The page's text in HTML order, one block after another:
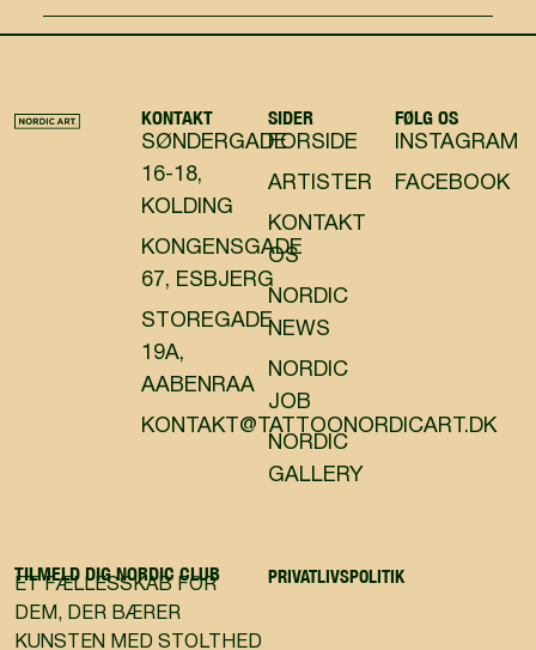
KONTAKT
SØNDERGADE
16-18,
KOLDING
KONGENSGADE
67, ESBJERG
STOREGADE
19A,
AABENRAA
KONTAKT@TATTOONORDICART.DK
SIDER
FORSIDE
ARTISTER
KONTAKT
OS
NORDIC
NEWS
NORDIC
JOB
NORDIC
GALLERY
FØLG OS
INSTAGRAM
FACEBOOK
TILMELD DIG NORDIC CLUB
ET FÆLLESSKAB FOR
DEM, DER BÆRER
KUNSTEN MED STOLTHED
PRIVATLIVSPOLITIK